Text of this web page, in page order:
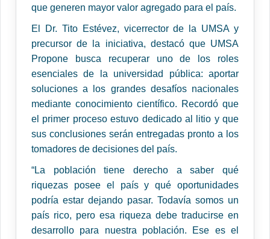
que generen mayor valor agregado para el país.
El Dr. Tito Estévez, vicerrector de la UMSA y
precursor de la iniciativa, destacó que UMSA
Propone busca recuperar uno de los roles
esenciales de la universidad pública: aportar
soluciones a los grandes desafíos nacionales
mediante conocimiento científico. Recordó que
el primer proceso estuvo dedicado al litio y que
sus conclusiones serán entregadas pronto a los
tomadores de decisiones del país.
“La población tiene derecho a saber qué
riquezas posee el país y qué oportunidades
podría estar dejando pasar. Todavía somos un
país rico, pero esa riqueza debe traducirse en
desarrollo para nuestra población. Ese es el